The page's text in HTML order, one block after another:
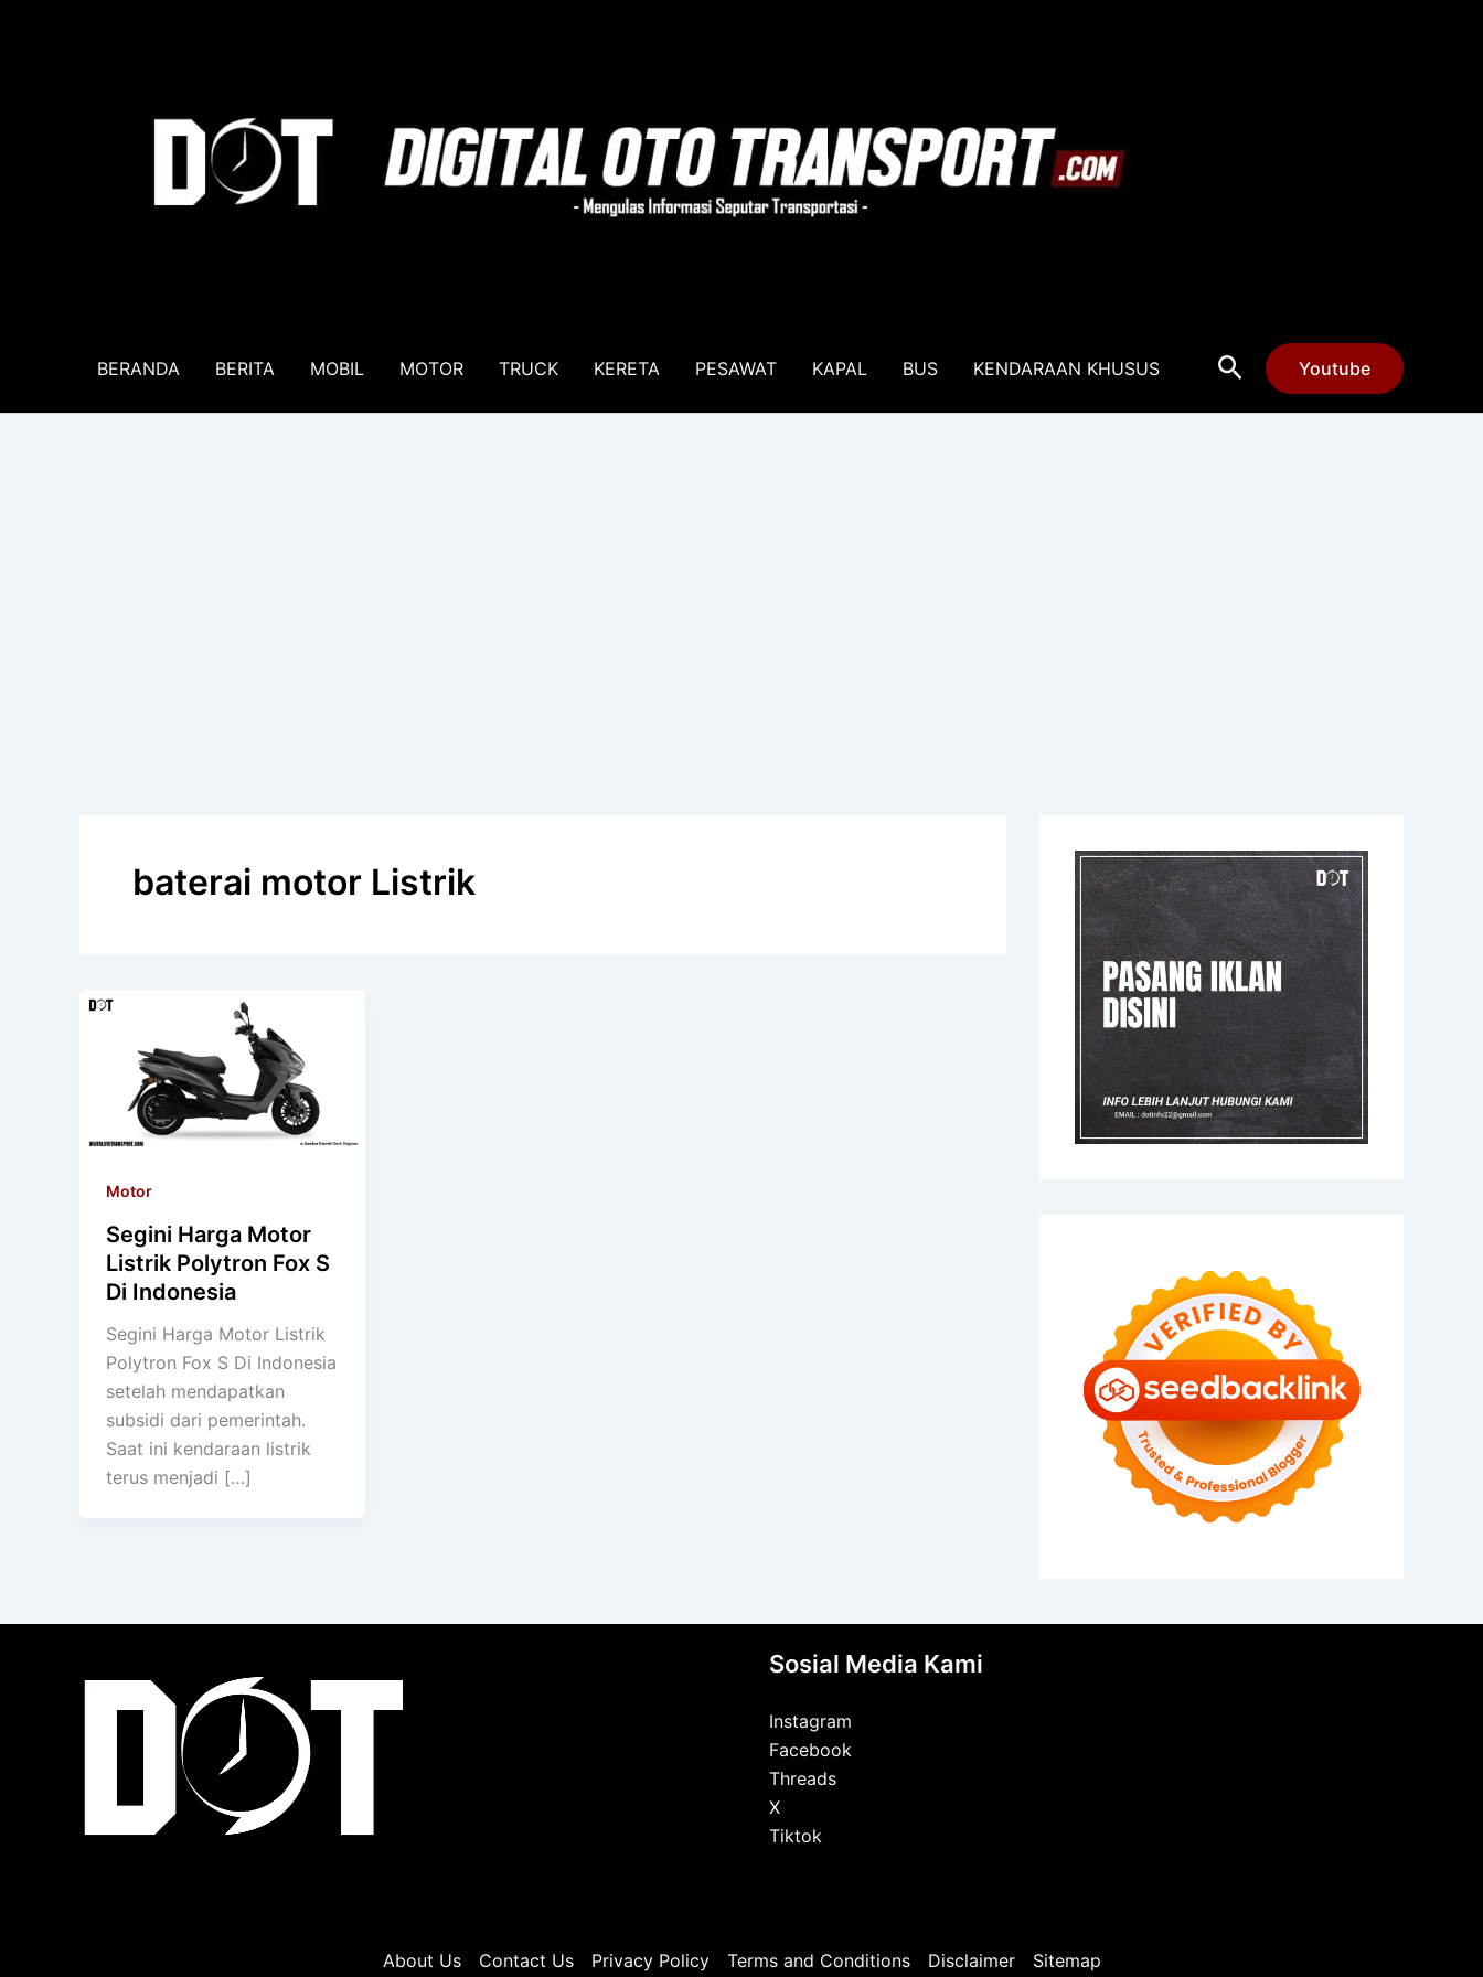
BERANDA BERITA MOBIL MOTOR TRUCK KERETA PESAWAT KAPAL BUS KENDARAAN KHUSUS Cari Youtube
baterai motor Listrik
Motor
Segini Harga Motor
Listrik Polytron Fox S
Di Indonesia
Segini Harga Motor Listrik
Polytron Fox S Di Indonesia
setelah mendapatkan
subsidi dari pemerintah.
Saat ini kendaraan listrik
terus menjadi […]
Sosial Media Kami
Instagram
Facebook
Threads
X
Tiktok
About Us Contact Us Privacy Policy Terms and Conditions Disclaimer Sitemap